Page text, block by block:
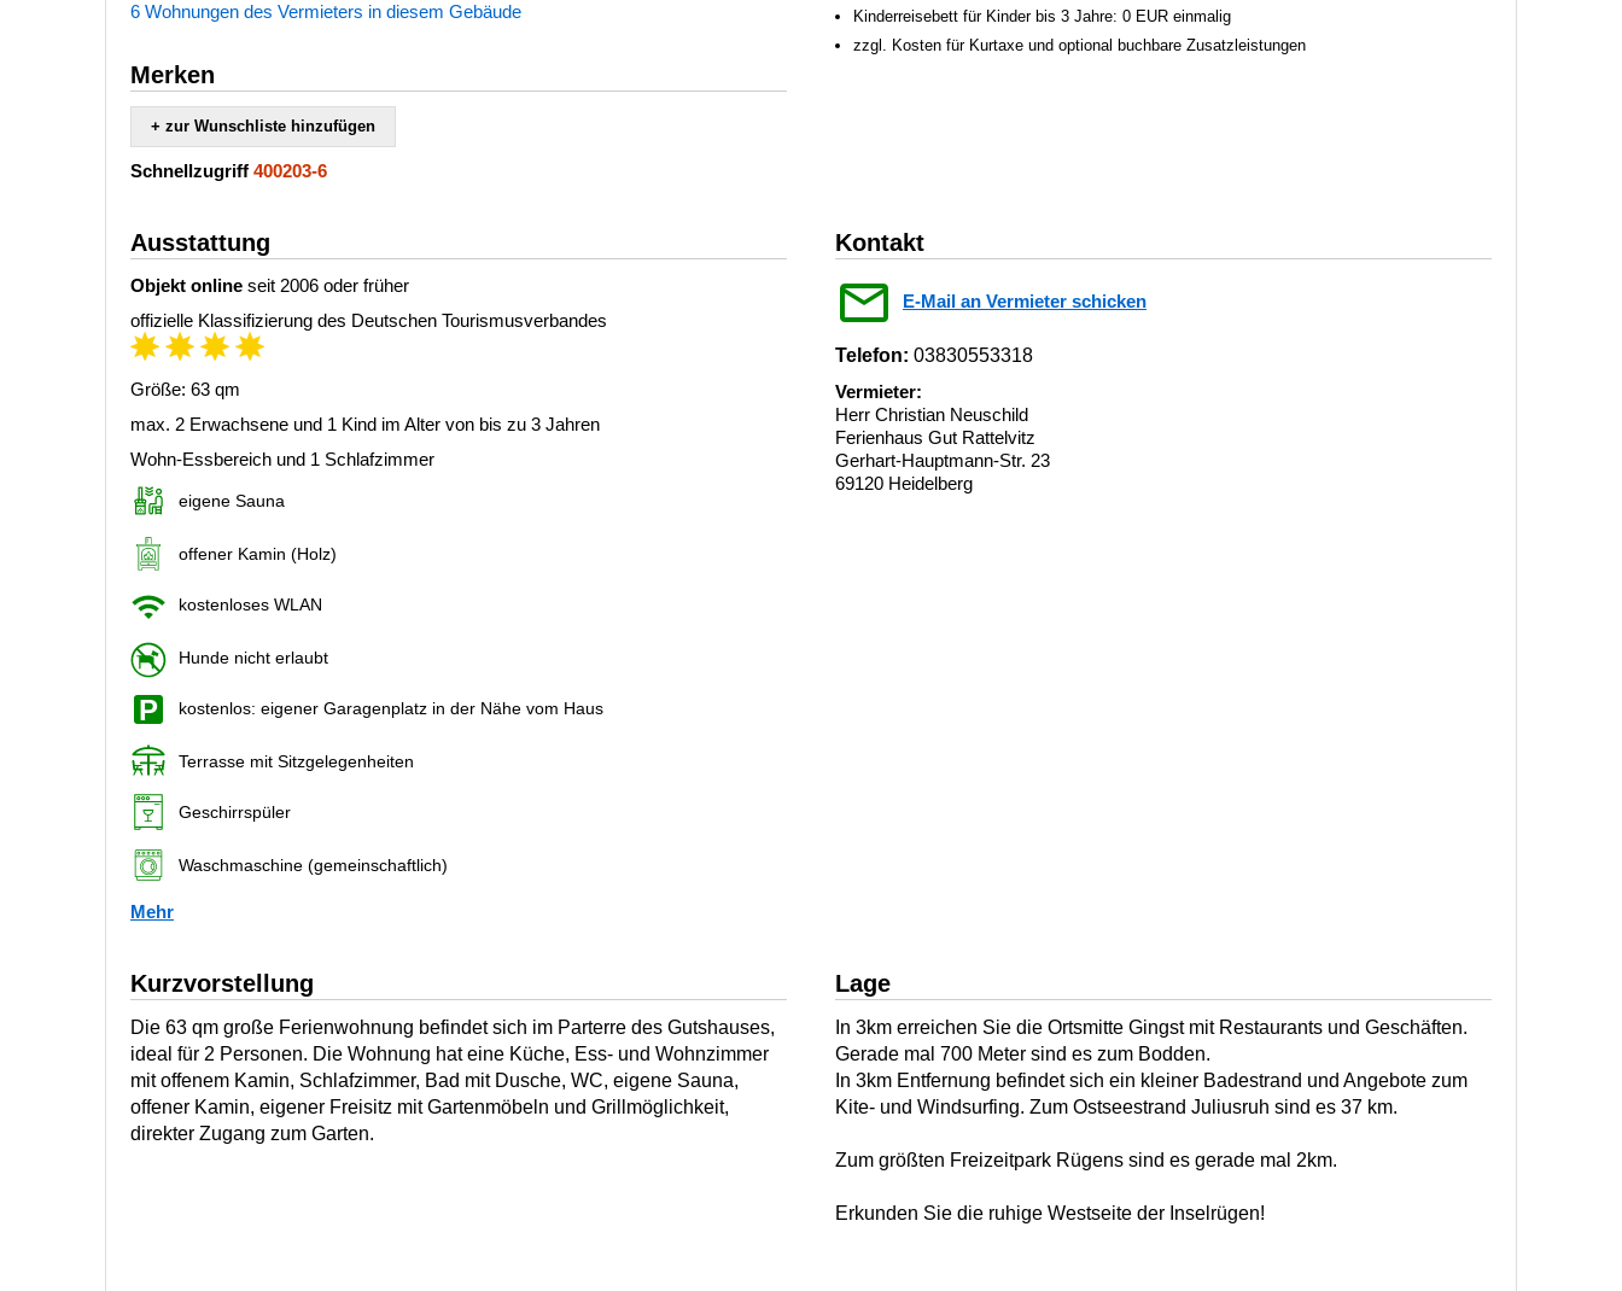
6 Wohnungen des Vermieters in diesem Gebäude
Merken
+ zur Wunschliste hinzufügen
Schnellzugriff 400203-6
Kinderreisebett für Kinder bis 3 Jahre: 0 EUR einmalig
zzgl. Kosten für Kurtaxe und optional buchbare Zusatzleistungen
Ausstattung
Objekt online seit 2006 oder früher
offizielle Klassifizierung des Deutschen Tourismusverbandes
Größe: 63 qm
max. 2 Erwachsene und 1 Kind im Alter von bis zu 3 Jahren
Wohn-Essbereich und 1 Schlafzimmer
eigene Sauna
offener Kamin (Holz)
kostenloses WLAN
Hunde nicht erlaubt
kostenlos: eigener Garagenplatz in der Nähe vom Haus
Terrasse mit Sitzgelegenheiten
Geschirrspüler
Waschmaschine (gemeinschaftlich)
Mehr
Kontakt
E-Mail an Vermieter schicken
Telefon: 03830553318
Vermieter:
Herr Christian Neuschild
Ferienhaus Gut Rattelvitz
Gerhart-Hauptmann-Str. 23
69120 Heidelberg
Kurzvorstellung
Die 63 qm große Ferienwohnung befindet sich im Parterre des Gutshauses,
ideal für 2 Personen. Die Wohnung hat eine Küche, Ess- und Wohnzimmer
mit offenem Kamin, Schlafzimmer, Bad mit Dusche, WC, eigene Sauna,
offener Kamin, eigener Freisitz mit Gartenmöbeln und Grillmöglichkeit,
direkter Zugang zum Garten.
Lage
In 3km erreichen Sie die Ortsmitte Gingst mit Restaurants und Geschäften.
Gerade mal 700 Meter sind es zum Bodden.
In 3km Entfernung befindet sich ein kleiner Badestrand und Angebote zum
Kite- und Windsurfing. Zum Ostseestrand Juliusruh sind es 37 km.
Zum größten Freizeitpark Rügens sind es gerade mal 2km.
Erkunden Sie die ruhige Westseite der Inselrügen!